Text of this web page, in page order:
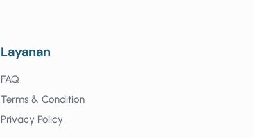
Layanan
FAQ
Terms & Condition
Privacy Policy